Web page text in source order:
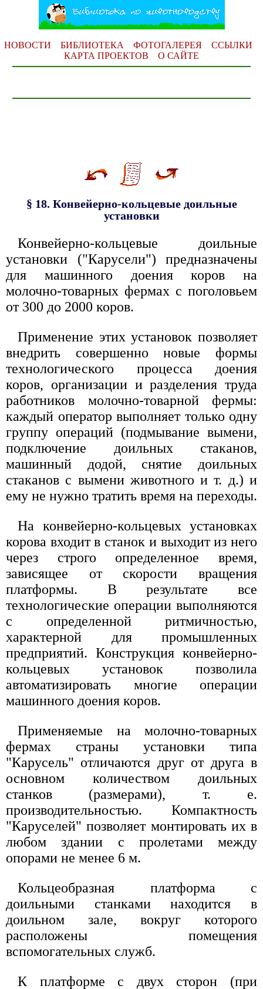
НОВОСТИ БИБЛИОТЕКА ФОТОГАЛЕРЕЯ
ССЫЛКИ
КАРТА ПРОЕКТОВ
О САЙТЕ
§ 18. Конвейерно-кольцевые доильные
установки
Конвейерно-кольцевые доильные
установки ("Карусели") предназначены
для машинного доения коров на
молочно-товарных фермах с поголовьем
от 300 до 2000 коров.
Применение этих установок позволяет
внедрить совершенно новые формы
технологического процесса доения
коров, организации и разделения труда
работников молочно-товарной фермы:
каждый оператор выполняет только одну
группу операций (подмывание вымени,
подключение доильных стаканов,
машинный додой, снятие доильных
стаканов с вымени животного и т. д.) и
ему не нужно тратить время на переходы.
На конвейерно-кольцевых установках
корова входит в станок и выходит из него
через строго определенное время,
зависящее от скорости вращения
платформы. В результате все
технологические операции выполняются
с определенной ритмичностью,
характерной для промышленных
предприятий. Конструкция конвейерно-
кольцевых установок позволила
автоматизировать многие операции
машинного доения коров.
Применяемые на молочно-товарных
фермах страны установки типа
"Карусель" отличаются друг от друга в
основном количеством доильных
станков (размерами), т. е.
производительностью. Компактность
"Каруселей" позволяет монтировать их в
любом здании с пролетами между
опорами не менее 6 м.
Кольцеобразная платформа с
доильными станками находится в
доильном зале, вокруг которого
расположены помещения
вспомогательных служб.
К платформе с двух сторон (при